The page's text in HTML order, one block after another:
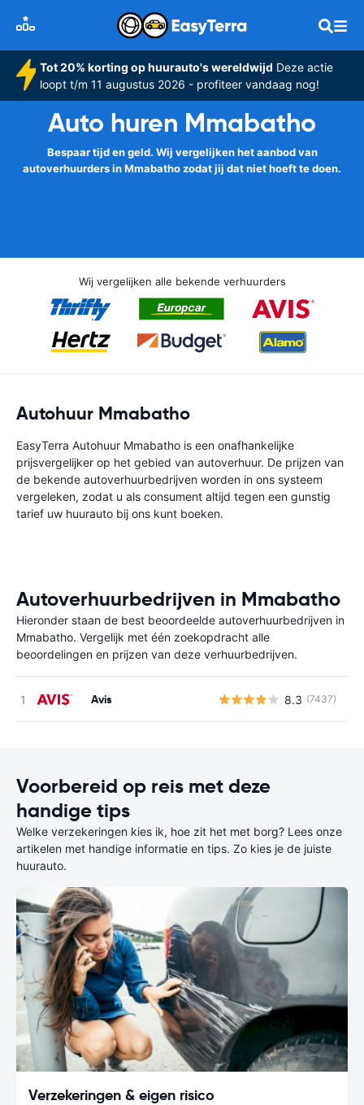
Tot 20% korting op huurauto's wereldwijd Deze actie
loopt t/m 11 augustus 2026 - profiteer vandaag nog!
Auto huren Mmabatho
Bespaar tijd en geld. Wij vergelijken het aanbod van
autoverhuurders in Mmabatho zodat jij dat niet hoeft te doen.
Wij vergelijken alle bekende verhuurders
Autohuur Mmabatho
EasyTerra Autohuur Mmabatho is een onafhankelijke
prijsvergelijker op het gebied van autoverhuur. De prijzen van
de bekende autoverhuurbedrijven worden in ons systeem
vergeleken, zodat u als consument altijd tegen een gunstig
tarief uw huurauto bij ons kunt boeken.
Autoverhuurbedrijven in Mmabatho
Hieronder staan de best beoordeelde autoverhuurbedrijven in
Mmabatho. Vergelijk met één zoekopdracht alle
beoordelingen en prijzen van deze verhuurbedrijven.
Avis 8.3 (7437)
Voorbereid op reis met deze
handige tips
Welke verzekeringen kies ik, hoe zit het met borg? Lees onze
artikelen met handige informatie en tips. Zo kies je de juiste
huurauto.
Verzekeringen & eigen risico